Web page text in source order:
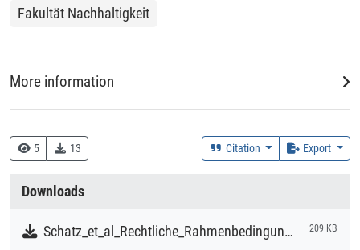
5 13 Citation Export
Downloads
Schatz_et_al_Rechtliche_Rahmenbedingungen_der_Verklappung_von_Ladungsrueckstaenden_fester_Massengueter_durch_Seeschiffe.pdf 209 KB
Fakultät Nachhaltigkeit
More information
Research
Collections